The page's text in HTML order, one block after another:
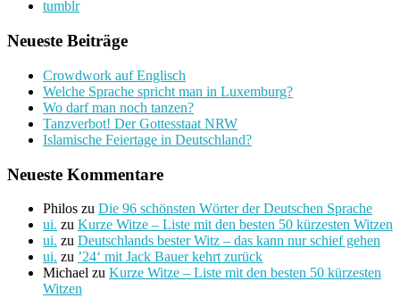
tumblr
Neueste Beiträge
Crowdwork auf Englisch
Welche Sprache spricht man in Luxemburg?
Wo darf man noch tanzen?
Tanzverbot! Der Gottesstaat NRW
Islamische Feiertage in Deutschland?
Neueste Kommentare
Philos zu Die 96 schönsten Wörter der Deutschen Sprache
ui. zu Kurze Witze – Liste mit den besten 50 kürzesten Witzen
ui. zu Deutschlands bester Witz – das kann nur schief gehen
ui. zu ’24‘ mit Jack Bauer kehrt zurück
Michael zu Kurze Witze – Liste mit den besten 50 kürzesten
Witzen